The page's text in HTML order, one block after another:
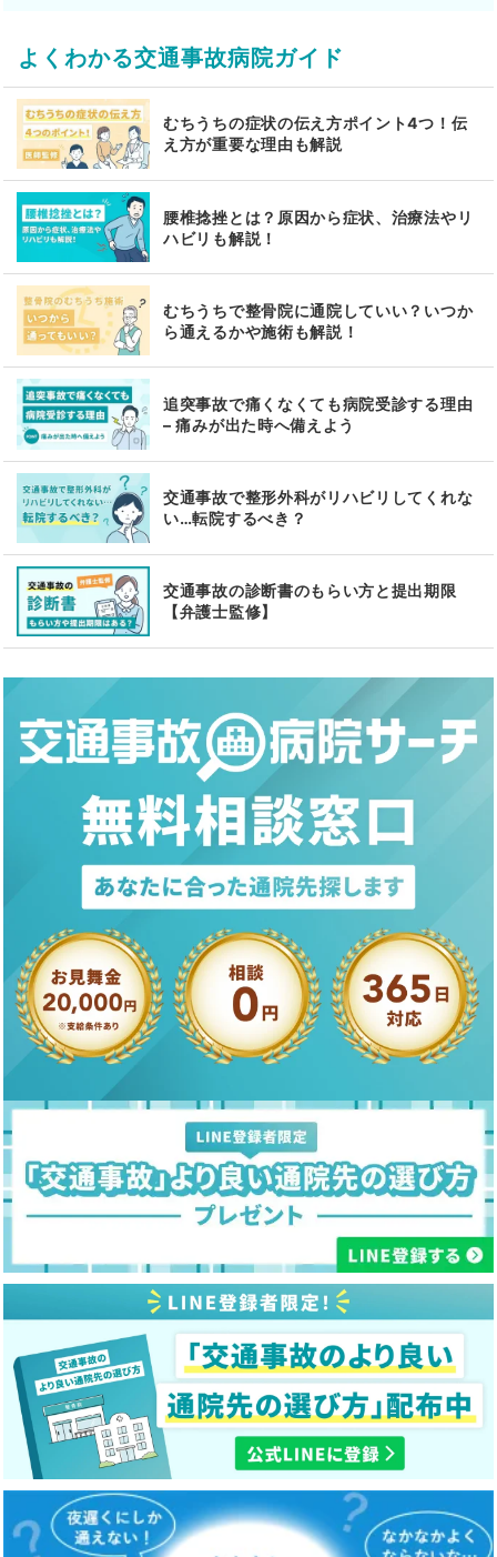
よくわかる交通事故病院ガイド
むちうちの症状の伝え方ポイント4つ！伝
え方が重要な理由も解説
腰椎捻挫とは？原因から症状、治療法やリ
ハビリも解説！
むちうちで整骨院に通院していい？いつか
ら通えるかや施術も解説！
追突事故で痛くなくても病院受診する理由
– 痛みが出た時へ備えよう
交通事故で整形外科がリハビリしてくれな
い…転院するべき？
交通事故の診断書のもらい方と提出期限
【弁護士監修】